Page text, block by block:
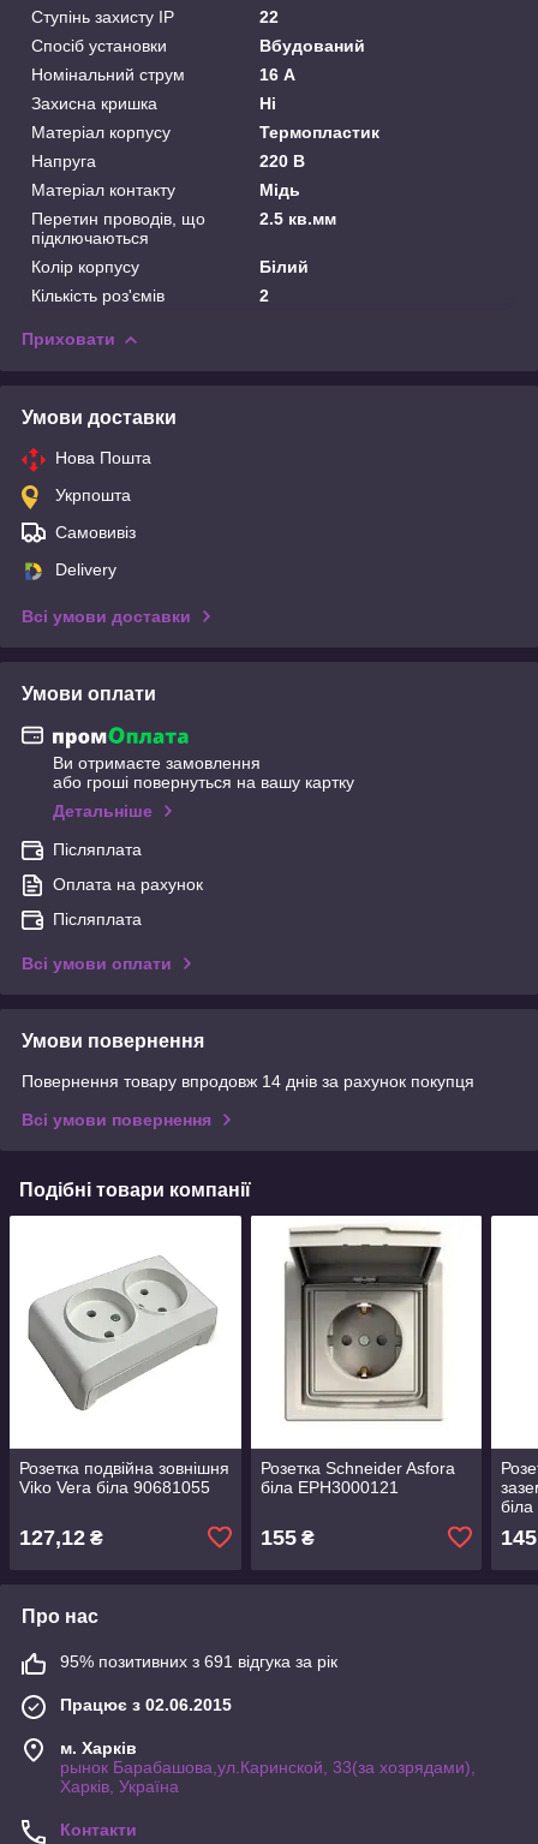
Ступінь захисту IP
22
Спосіб установки
Вбудований
Номінальний струм
16 А
Захисна кришка
Ні
Матеріал корпусу
Термопластик
Напруга
220 В
Матеріал контакту
Мідь
Перетин проводів, що
підключаються
2.5 кв.мм
Колір корпусу
Білий
Кількість роз'ємів
2
Приховати
Умови доставки
Нова Пошта
Укрпошта
Самовивіз
Delivery
Всі умови доставки
Умови оплати
Ви отримаєте замовлення
або гроші повернуться на вашу картку
Детальніше
Післяплата
Оплата на рахунок
Післяплата
Всі умови оплати
Умови повернення
Повернення товару впродовж 14 днів за рахунок покупця
Всі умови повернення
Подібні товари компанії
Розетка подвійна зовнішня
Viko Vera біла 90681055
127,12 ₴
Розетка Schneider Asfora
біла EPH3000121
155₴
Про нас
95% позитивних з 691 відгука за рік
Працює з 02.06.2015
м. Харків
рынок Барабашова,ул.Каринской, 33(за хозрядами),
Харків, Україна
Контакти